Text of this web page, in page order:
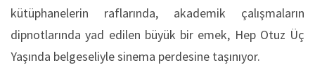
kütüphanelerin raflarında, akademik çalışmaların
dipnotlarında yad edilen büyük bir emek, Hep Otuz Üç
Yaşında belgeseliyle sinema perdesine taşınıyor.